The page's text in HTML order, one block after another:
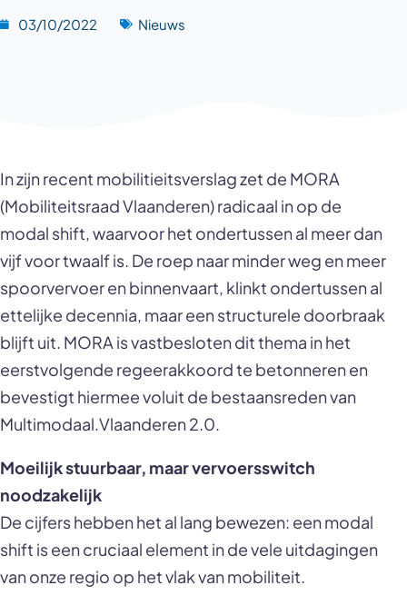
03/10/2022 Nieuws
In zijn recent mobilitieitsverslag zet de MORA
(Mobiliteitsraad Vlaanderen) radicaal in op de
modal shift, waarvoor het ondertussen al meer dan
vijf voor twaalf is. De roep naar minder weg en meer
spoorvervoer en binnenvaart, klinkt ondertussen al
ettelijke decennia, maar een structurele doorbraak
blijft uit. MORA is vastbesloten dit thema in het
eerstvolgende regeerakkoord te betonneren en
bevestigt hiermee voluit de bestaansreden van
Multimodaal.Vlaanderen 2.0.
Moeilijk stuurbaar, maar vervoersswitch
noodzakelijk
De cijfers hebben het al lang bewezen: een modal
shift is een cruciaal element in de vele uitdagingen
van onze regio op het vlak van mobiliteit.